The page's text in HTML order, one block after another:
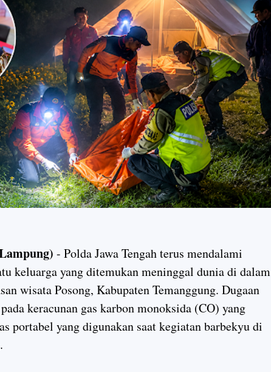
- Polda Jawa Tengah terus mendalami
keluarga yang ditemukan meninggal dunia di dalam
wisata Posong, Kabupaten Temanggung. Dugaan
keracunan gas karbon monoksida (CO) yang
portabel yang digunakan saat kegiatan barbekyu di